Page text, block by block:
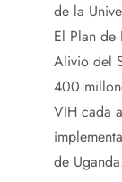
de la
El Plan de
Alivio del
400
VIH cada
de